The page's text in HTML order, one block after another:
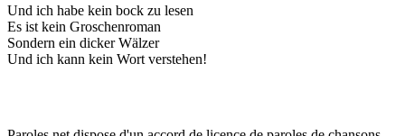
Und ich habe kein bock zu lesen
Es ist kein Groschenroman
Sondern ein dicker Wälzer
Und ich kann kein Wort verstehen!